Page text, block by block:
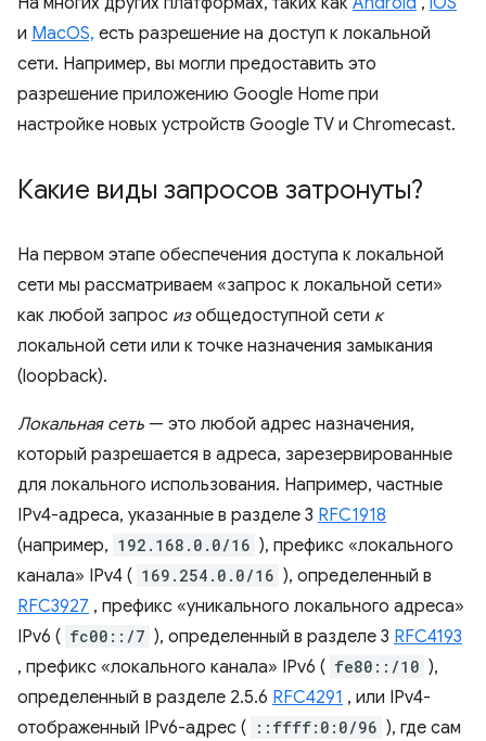
и MacOS, есть разрешение на доступ к локальной
сети. Например, вы могли предоставить это
разрешение приложению Google Home при
настройке новых устройств Google TV и Chromecast.
Какие виды запросов затронуты?
На первом этапе обеспечения доступа к локальной
сети мы рассматриваем «запрос к локальной сети»
как любой запрос изобщедоступной сети к
локальной сети или к точке назначения замыкания
(loopback).
Локальная сеть — это любой адрес назначения,
который разрешается в адреса, зарезервированные
для локального использования. Например, частные
IPv4-адреса, указанные в разделе 3 RFC1918
(например, 192.168.0.0/16 ), префикс «локального
канала» IPv4 ( 169.254.0.0/16 ), определенный в
RFC3927 , префикс «уникального локального адреса»
IPv6 ( fc00::/7 ), определенный в разделе 3 RFC4193
, префикс «локального канала» IPv6 ( fe80::/10 ),
определенный в разделе 2.5.6 RFC4291 , или IPv4-
отображенный IPv6-адрес (
::ffff:0:0/96 ), где сам